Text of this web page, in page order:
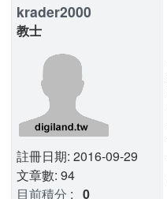
krader2000
教士
註冊日期: 2016-09-29
文章數: 94
目前積分 : 0